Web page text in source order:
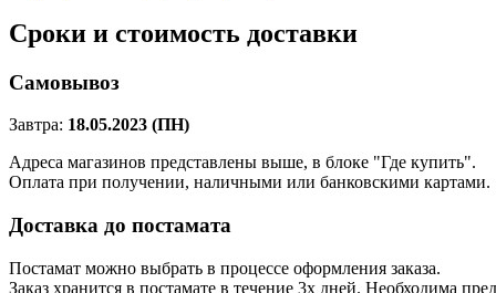
Сроки и стоимость доставки
Самовывоз
Завтра: 18.05.2023 (ПН)
Адреса магазинов представлены выше, в блоке "Где купить".
Оплата при получении, наличными или банковскими картами.
Доставка до постамата
Постамат можно выбрать в процессе оформления заказа.
Заказ хранится в постамате в течение 3х дней. Необходима